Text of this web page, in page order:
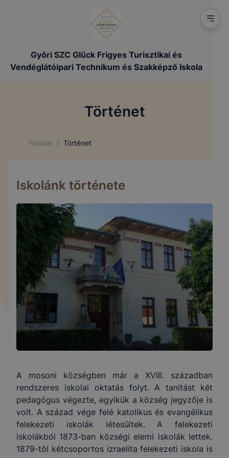
Győri SZC Glück Frigyes Turisztikai és
Vendéglátóipari Technikum és Szakképző Iskola
Történet
Főoldal / Történet
Iskolánk története
A mosoni községben már a XVIII. században
rendszeres iskolai oktatás folyt. A tanítást két
pedagógus végezte, egyikük a község jegyzője is
volt. A század vége felé katolikus és evangélikus
felekezeti iskolák létesültek. A felekezeti
iskolákból 1873-ban községi elemi iskolák lettek.
1879-tôl kétcsoportos izraelita felekezeti iskola is